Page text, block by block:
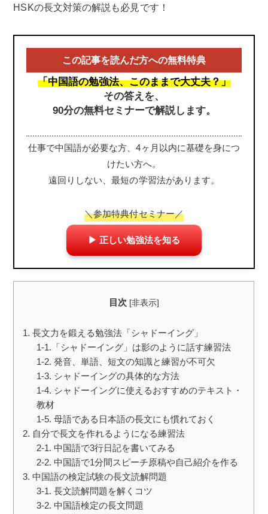
HSKの長文対策の解説も必見です！
この記事を読んだ方への無料特典
「中国語の勉強法、このままで大丈夫？」
その答えを、
90分の無料セミナーで解説します。
仕事で中国語が必要な方、4ヶ月以内に基礎を身につ
けたい方へ。
遠回りしない、最短の学習法があります。
＼参加特典付セミナー／
▶ 正しい勉強法を知る
目次 [非表示]
1. 長文力を鍛える勉強法「シャドーイング」
1-1.「シャドーイング」は影のように話す練習法
1-2. 発音、単語、短文の知識と練習が不可欠
1-3. シャドーイングの具体的な方法
1-4. シャドーイングに使えるおすすめのテキスト・
教材
1-5. 母語である日本語の長文にも慣れておく
2. 自分で長文を作れるようになる練習法
2-1. 中国語で3行日記を書いてみる
2-2. 中国語で1分間スピーチ原稿や自己紹介を作る
3. 中国語の検定試験の長文読解問題
3-1. 長文読解問題を解くコツ
3-2. 中国語検定の長文問題